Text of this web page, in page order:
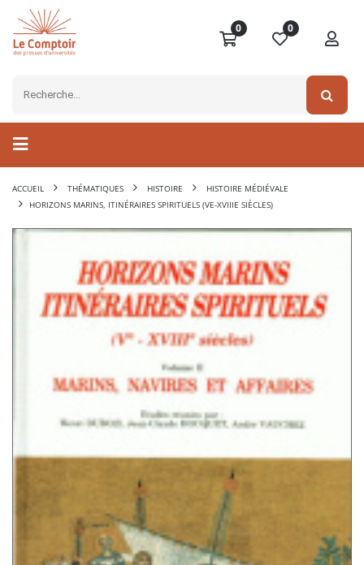
0 0
ACCUEIL THÉMATIQUES HISTOIRE
HISTOIRE MÉDIÉVALE
HORIZONS MARINS, ITINÉRAIRES SPIRITUELS (VE-XVIIIE SIÈCLES)